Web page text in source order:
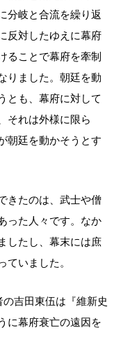
分岐と合流を繰り返
反対したゆえに幕府
ることで幕府を牽制
りました。朝廷を動
とも、幕府に対して
それは外様に限ら
朝廷を動かそうとす
きたのは、武士や僧
った人々です。なか
したし、幕末には庶
ていました。
吉田東伍は『維新史
に幕府衰亡の遠因を